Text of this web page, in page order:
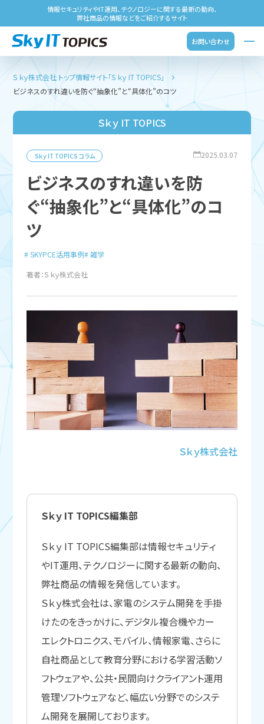
情報セキュリティやIT運用、テクノロジーに関する最新の動向、
弊社商品の情報などをご紹介するサイト
お問い合わせ
Ｓｋｙ株式会社 トップ情報サイト「Ｓｋｙ IT TOPICS」
ビジネスのすれ違いを防ぐ“抽象化”と“具体化”のコツ
Ｓｋｙ IT TOPICS
Ｓｋｙ IT TOPICS コラム 2025.03.07
ビジネスのすれ違いを防
ぐ“抽象化”と“具体化”のコ
ツ
SKYPCE活用事例
雑学
著者：Ｓｋｙ株式会社
Ｓｋｙ株式会社
Ｓｋｙ IT TOPICS編集部
Ｓｋｙ IT TOPICS編集部は情報セキュリティ
やIT運用、テクノロジーに関する最新の動向、
弊社商品の情報を発信しています。
Ｓｋｙ株式会社は、家電のシステム開発を手掛
けたのをきっかけに、デジタル複合機やカー
エレクトロニクス、モバイル、情報家電、さらに
自社商品として教育分野における学習活動ソ
フトウェアや、公共・民間向けクライアント運用
管理ソフトウェアなど、幅広い分野でのシステ
ム開発を展開しております。